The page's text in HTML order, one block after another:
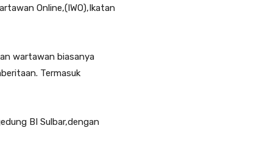
Online,(IWO),Ikatan
wartawan biasanya
Termasuk
BI Sulbar,dengan